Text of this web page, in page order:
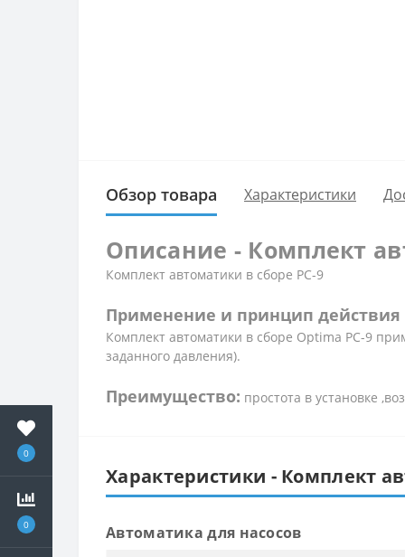
0
0
Обзор товара Характеристики
Описание - Комплект
Комплект автоматики в сборе PC-9
Применение и принцип действия
Комплект автоматики в сборе Optima PC-9
заданного давления).
Преимущество: простота в установке
Характеристики - Комплект
Автоматика для насосов